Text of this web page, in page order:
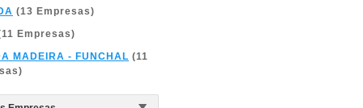
(13 Empresas)
Empresas)
MADEIRA - FUNCHAL (11